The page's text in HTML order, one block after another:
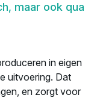
maar ook qua
in eigen
uitvoering. Dat
en zorgt voor